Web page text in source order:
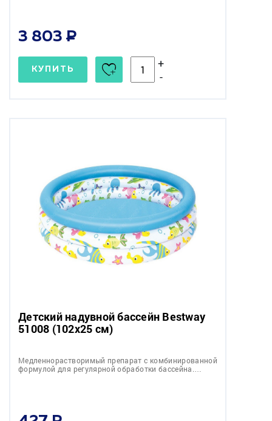
3 803
КУПИТЬ
+
-
Детский надувной бассейн Bestway
51008 (102x25 см)
Медленнорастворимый препарат c комбинированной
формулой для регулярной обработки бассейна.…